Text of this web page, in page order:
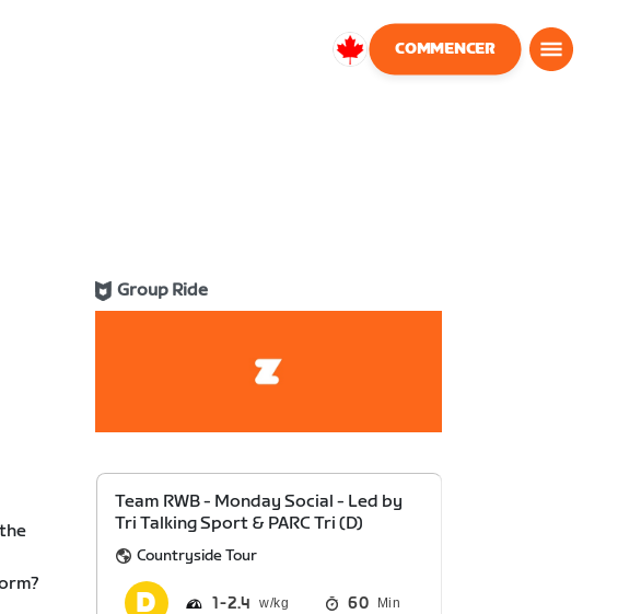
Canada
COMMENCER
Group Ride
Team RWB - Monday Social - Led by
Tri Talking Sport & PARC Tri (D)
Countryside Tour
1 2.4 60 Min